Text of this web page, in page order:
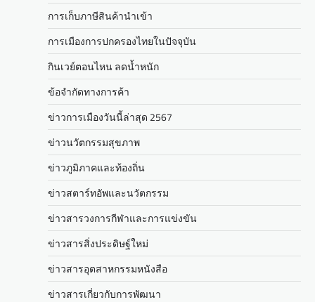
การเก็บภาษีสินค้านำเข้า
การเมืองการปกครองไทยในปัจจุบัน
กินเวย์ตอนไหน ลดน้ำหนัก
ข้อจำกัดทางการค้า
ข่าวการเมืองวันนี้ล่าสุด 2567
ข่าวนวัตกรรมสุขภาพ
ข่าวภูมิภาคและท้องถิ่น
ข่าวสตาร์ทอัพและนวัตกรรม
ข่าวสารวงการกีฬาและการแข่งขัน
ข่าวสารสิ่งประดิษฐ์ใหม่
ข่าวสารอุตสาหกรรมหนังสือ
ข่าวสารเกี่ยวกับการพัฒนา